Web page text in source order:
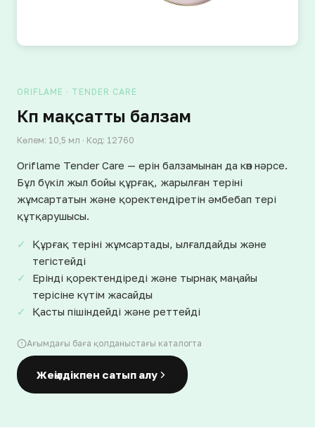
ORIFLAME · TENDER CARE
Көп мақсатты балзам
Көлем: 10,5 мл · Код: 12760
Oriflame Tender Care — ерін балзамынан да көп нәрсе.
Бұл бүкіл жыл бойы құрғақ, жарылған теріні
жұмсартатын және қоректендіретін әмбебап тері
құтқарушысы.
Құрғақ теріні жұмсартады, ылғалдайды және
тегістейді
Ерінді қоректендіреді және тырнақ маңайы
терісіне күтім жасайды
Қасты пішіндейді және реттейді
Ағымдағы баға қолданыстағы каталогта
Жеңілдікпен сатып алу